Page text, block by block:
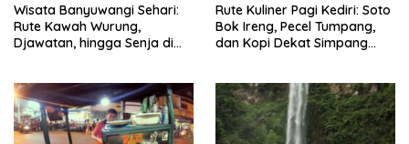
Wisata Banyuwangi Sehari:
Rute Kawah Wurung,
Djawatan, hingga Senja di
Rute Kuliner Pagi Kediri: Soto
Bok Ireng, Pecel Tumpang,
dan Kopi Dekat Simpang